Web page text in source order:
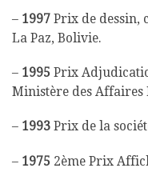
– 1997 Prix de dessin,
La Paz, Bolivie.
– 1995 Prix
Ministère des Affaires
– 1993 Prix de la
– 1975 2ème Prix